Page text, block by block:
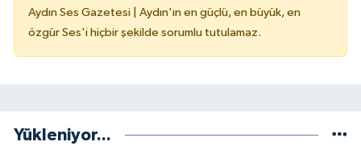
Aydın Ses Gazetesi | Aydın'ın en güçlü, en büyük, en
özgür Ses'i hiçbir şekilde sorumlu tutulamaz.
Yükleniyor...